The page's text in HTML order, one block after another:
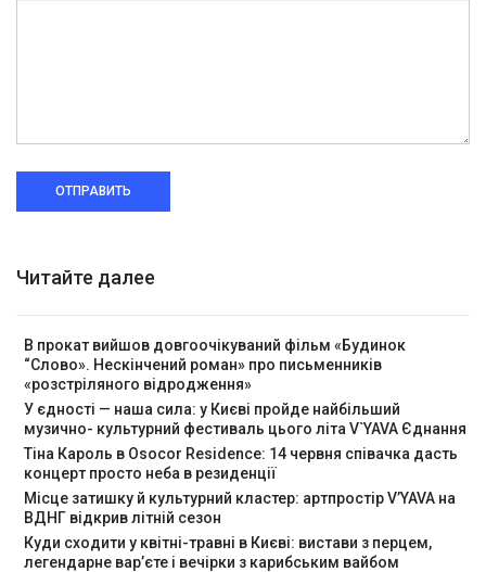
ОТПРАВИТЬ
Читайте далее
В прокат вийшов довгоочікуваний фільм «Будинок
“Слово». Нескінчений роман» про письменників
«розстріляного відродження»
У єдності — наша сила: у Києві пройде найбільший
музично- культурний фестиваль цього літа V`YAVA Єднання
Тіна Кароль в Osocor Residence: 14 червня співачка дасть
концерт просто неба в резиденції
Місце затишку й культурний кластер: артпростір V’YAVA на
ВДНГ відкрив літній сезон
Куди сходити у квітні-травні в Києві: вистави з перцем,
легендарне вар’єте і вечірки з карибським вайбом